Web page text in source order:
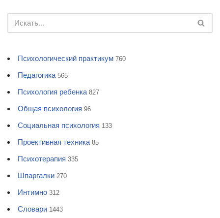
Психологический практикум 760
Педагогика 565
Психология ребенка 827
Общая психология 96
Социальная психология 133
Проективная техника 85
Психотерапия 335
Шпаргалки 270
Интимно 312
Словари 1443